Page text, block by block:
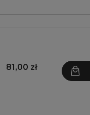
81,00 zł